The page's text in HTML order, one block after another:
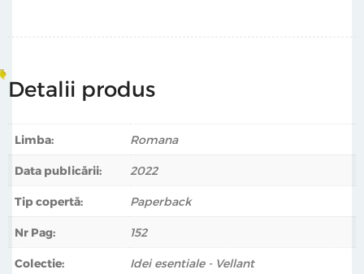
instanță internă care să-l supravegheze, ca o garnizoană
Sigmund Freud
Detalii produs
Limba: Romana
Data publicării: 2022
Tip copertă: Paperback
Nr Pag: 152
Colectie: Idei esentiale - Vellant